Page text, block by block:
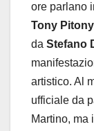
ore parlano
Tony Pitony
da Stefano
artistico. Al
ufficiale da
Martino, ma